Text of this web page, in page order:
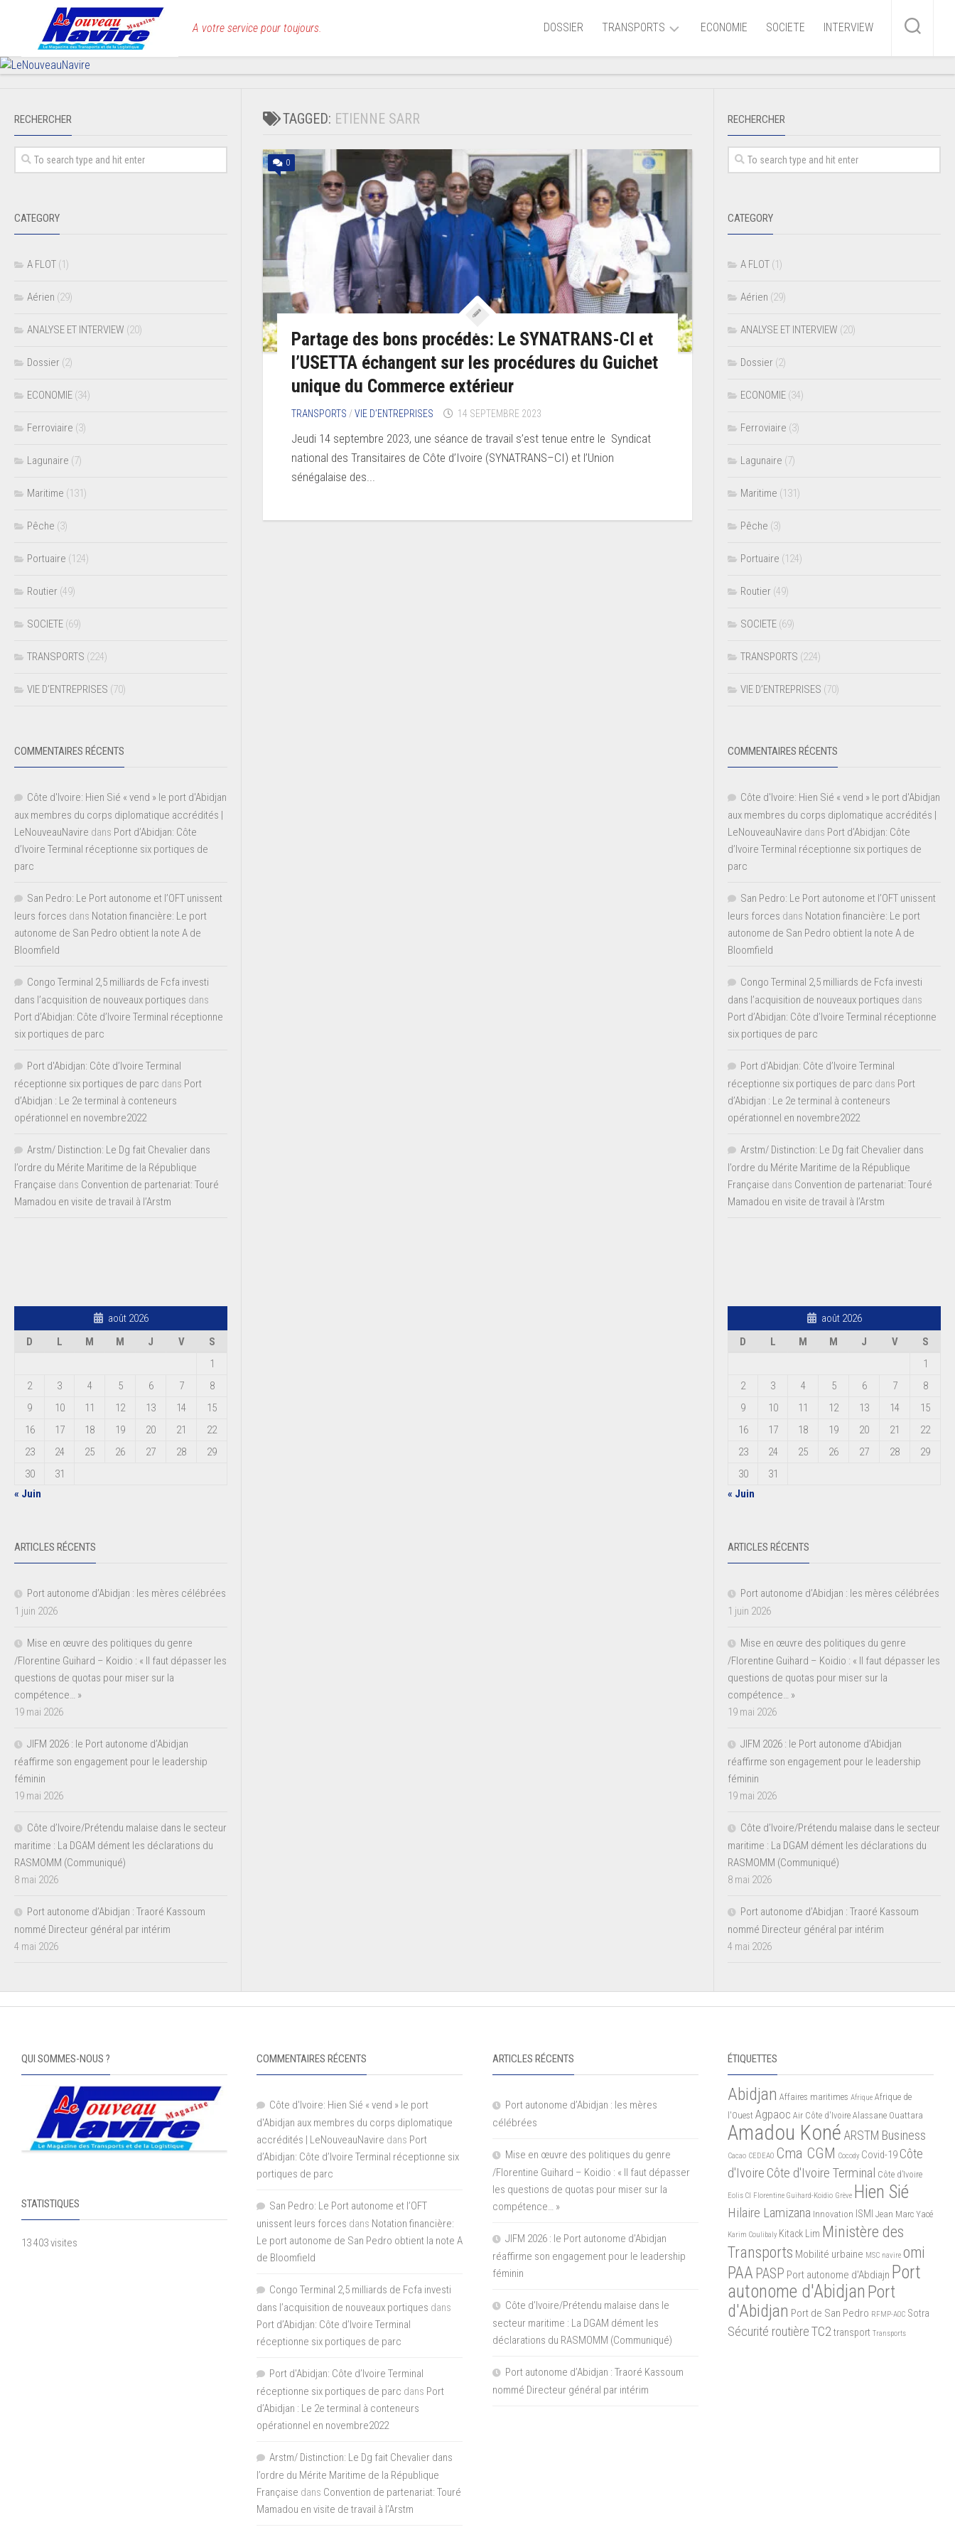
A votre service pour toujours. DOSSIER TRANSPORTS
Aérien
Ferroviaire
Lagunaire
ECONOMIE SOCIETE INTERVIEW
TAGGED: ETIENNE SARR
0
Partage des bons procédés: Le SYNATRANS-CI et
l’USETTA échangent sur les procédures du Guichet
unique du Commerce extérieur
TRANSPORTS /VIE D’ENTREPRISES 14 SEPTEMBRE 2023
Jeudi 14 septembre 2023, une séance de travail s’est tenue entre le Syndicat
national des Transitaires de Côte d’Ivoire (SYNATRANS–CI) et l’Union
sénégalaise des...
RECHERCHER
CATEGORY
A FLOT (1)
Aérien (29)
ANALYSE ET INTERVIEW (20)
Dossier (2)
ECONOMIE (34)
Ferroviaire (3)
Lagunaire (7)
Maritime (131)
Pêche (3)
Portuaire (124)
Routier (49)
SOCIETE (69)
TRANSPORTS (224)
VIE D’ENTREPRISES (70)
COMMENTAIRES RÉCENTS
Côte d'Ivoire: Hien Sié « vend » le port d'Abidjan
aux membres du corps diplomatique accrédités |
LeNouveauNavire dans Port d’Abidjan: Côte
d’Ivoire Terminal réceptionne six portiques de
parc
San Pedro: Le Port autonome et l’OFT unissent
leurs forces dans Notation financière: Le port
autonome de San Pedro obtient la note A de
Bloomfield
Congo Terminal 2,5 milliards de Fcfa investi
dans l’acquisition de nouveaux portiques dans
Port d’Abidjan: Côte d’Ivoire Terminal réceptionne
six portiques de parc
Port d'Abidjan: Côte d’Ivoire Terminal
réceptionne six portiques de parc dans Port
d’Abidjan : Le 2e terminal à conteneurs
opérationnel en novembre2022
Arstm/ Distinction: Le Dg fait Chevalier dans
l’ordre du Mérite Maritime de la République
Française dans Convention de partenariat: Touré
Mamadou en visite de travail à l’Arstm
août 2026
D
L M M J V
S
1
2
3 4 5 6 7
8
9
10 11 12 13 14
15
16
17 18 19 20 21
22
23
24 25 26 27 28
29
30
31
« Juin
ARTICLES RÉCENTS
Port autonome d’Abidjan : les mères célébrées
1 juin 2026
Mise en œuvre des politiques du genre
/Florentine Guihard – Koidio : « Il faut dépasser les
questions de quotas pour miser sur la
compétence… »
19 mai 2026
JIFM 2026 : le Port autonome d’Abidjan
réaffirme son engagement pour le leadership
féminin
19 mai 2026
Côte d’Ivoire/Prétendu malaise dans le secteur
maritime : La DGAM dément les déclarations du
RASMOMM (Communiqué)
8 mai 2026
Port autonome d’Abidjan : Traoré Kassoum
nommé Directeur général par intérim
4 mai 2026
RECHERCHER
CATEGORY
A FLOT (1)
Aérien (29)
ANALYSE ET INTERVIEW (20)
Dossier (2)
ECONOMIE (34)
Ferroviaire (3)
Lagunaire (7)
Maritime (131)
Pêche (3)
Portuaire (124)
Routier (49)
SOCIETE (69)
TRANSPORTS (224)
VIE D’ENTREPRISES (70)
COMMENTAIRES RÉCENTS
Côte d'Ivoire: Hien Sié « vend » le port d'Abidjan
aux membres du corps diplomatique accrédités |
LeNouveauNavire dans Port d’Abidjan: Côte
d’Ivoire Terminal réceptionne six portiques de
parc
San Pedro: Le Port autonome et l’OFT unissent
leurs forces dans Notation financière: Le port
autonome de San Pedro obtient la note A de
Bloomfield
Congo Terminal 2,5 milliards de Fcfa investi
dans l’acquisition de nouveaux portiques dans
Port d’Abidjan: Côte d’Ivoire Terminal réceptionne
six portiques de parc
Port d'Abidjan: Côte d’Ivoire Terminal
réceptionne six portiques de parc dans Port
d’Abidjan : Le 2e terminal à conteneurs
opérationnel en novembre2022
Arstm/ Distinction: Le Dg fait Chevalier dans
l’ordre du Mérite Maritime de la République
Française dans Convention de partenariat: Touré
Mamadou en visite de travail à l’Arstm
août 2026
D
L M M J V
S
1
2
3 4 5 6 7
8
9
10 11 12 13 14
15
16
17 18 19 20 21
22
23
24 25 26 27 28
29
30
31
« Juin
ARTICLES RÉCENTS
Port autonome d’Abidjan : les mères célébrées
1 juin 2026
Mise en œuvre des politiques du genre
/Florentine Guihard – Koidio : « Il faut dépasser les
questions de quotas pour miser sur la
compétence… »
19 mai 2026
JIFM 2026 : le Port autonome d’Abidjan
réaffirme son engagement pour le leadership
féminin
19 mai 2026
Côte d’Ivoire/Prétendu malaise dans le secteur
maritime : La DGAM dément les déclarations du
RASMOMM (Communiqué)
8 mai 2026
Port autonome d’Abidjan : Traoré Kassoum
nommé Directeur général par intérim
4 mai 2026
QUI SOMMES-NOUS ?
STATISTIQUES
13 403 visites
COMMENTAIRES RÉCENTS
Côte d'Ivoire: Hien Sié « vend » le port
d'Abidjan aux membres du corps diplomatique
accrédités | LeNouveauNavire dans Port
d’Abidjan: Côte d’Ivoire Terminal réceptionne six
portiques de parc
San Pedro: Le Port autonome et l’OFT
unissent leurs forces dans Notation financière:
Le port autonome de San Pedro obtient la note A
de Bloomfield
Congo Terminal 2,5 milliards de Fcfa investi
dans l’acquisition de nouveaux portiques dans
Port d’Abidjan: Côte d’Ivoire Terminal
réceptionne six portiques de parc
Port d'Abidjan: Côte d’Ivoire Terminal
réceptionne six portiques de parc dans Port
d’Abidjan : Le 2e terminal à conteneurs
opérationnel en novembre2022
Arstm/ Distinction: Le Dg fait Chevalier dans
l’ordre du Mérite Maritime de la République
Française dans Convention de partenariat: Touré
Mamadou en visite de travail à l’Arstm
ARTICLES RÉCENTS
Port autonome d’Abidjan : les mères
célébrées
Mise en œuvre des politiques du genre
/Florentine Guihard – Koidio : « Il faut dépasser
les questions de quotas pour miser sur la
compétence… »
JIFM 2026 : le Port autonome d’Abidjan
réaffirme son engagement pour le leadership
féminin
Côte d’Ivoire/Prétendu malaise dans le
secteur maritime : La DGAM dément les
déclarations du RASMOMM (Communiqué)
Port autonome d’Abidjan : Traoré Kassoum
nommé Directeur général par intérim
ÉTIQUETTES
Abidjan Affaires maritimes Afrique Afrique de
l'Ouest Agpaoc Air Côte d'Ivoire Alassane Ouattara
Amadou Koné ARSTM Business
Cacao CEDEAO Cma CGM Cocody Covid-19 Côte
d'Ivoire Côte d'Ivoire Terminal Côte d’Ivoire
Eolis CI Florentine Guihard-Koidio Grève Hien Sié
Hilaire Lamizana Innovation ISMI Jean Marc Yacé
Karim Coulibaly Kitack Lim Ministère des
Transports Mobilité urbaine MSC navire omi
PAA PASP Port autonome d'Abdiajn Port
autonome d'Abidjan Port
d'Abidjan Port de San Pedro RFMP-AOC Sotra
Sécurité routièreTC2 transport Transports